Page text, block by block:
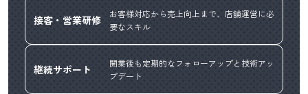
接客・営業研修
お客様対応から売上向上まで、店舗運営に必
要なスキル
継続サポート
開業後も定期的なフォローアップと技術アッ
プデート